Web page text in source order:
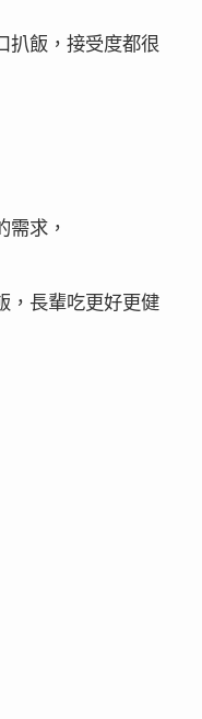
扒飯，接受度都很
求，
，長輩吃更好更健